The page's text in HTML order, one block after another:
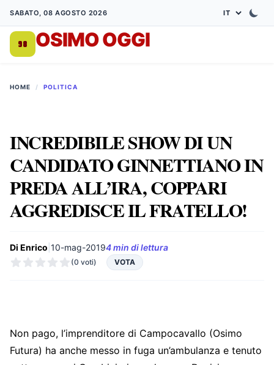
SABATO, 08 AGOSTO 2026
OSIMO OGGI
HOME / POLITICA
INCREDIBILE SHOW DI UN
CANDIDATO GINNETTIANO IN
PREDA ALL’IRA, COPPARI
AGGREDISCE IL FRATELLO!
Di Enrico 10-mag-20194 min di lettura
(0 voti) VOTA
Non pago, l’imprenditore di Campocavallo (Osimo
Futura) ha anche messo in fuga un’ambulanza e tenuto